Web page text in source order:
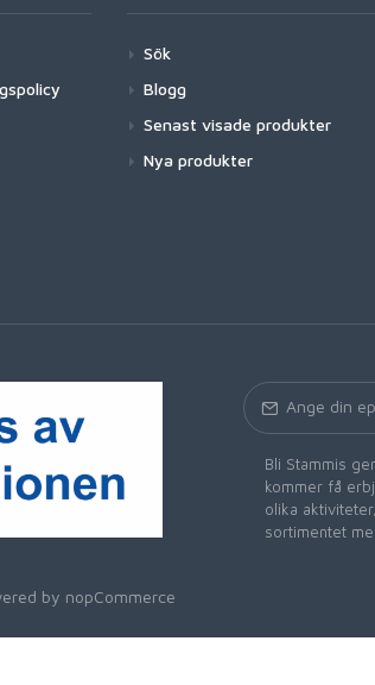
Sök
Blogg
Senast visade produkter
Nya produkter
Bli Stammis
kommer få
olika
sortimentet
by nopCommerce